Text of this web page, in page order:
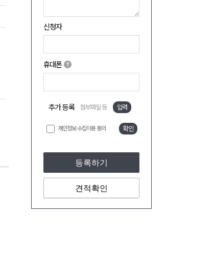
신청자
휴대폰
추가 등록 첨부파일 등 입력
개인정보 수집이용 동의 확인
등록하기
견적확인